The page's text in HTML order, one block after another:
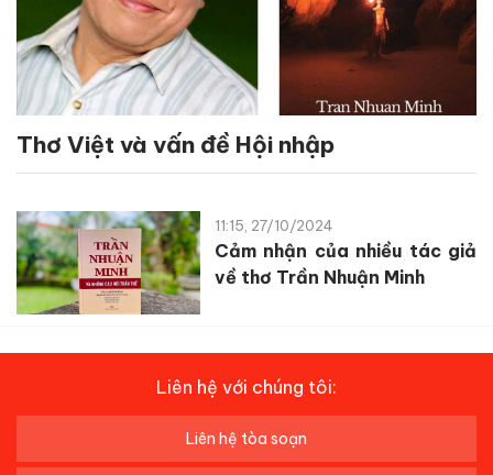
Thơ Việt và vấn đề Hội nhập
11:15, 27/10/2024
Cảm nhận của nhiều tác giả
về thơ Trần Nhuận Minh
Liên hệ với chúng tôi:
Liên hệ tòa soạn